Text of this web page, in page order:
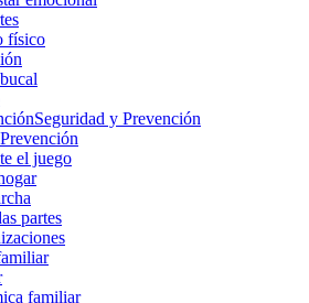
físico
Seguridad y Prevención
el juego
partes
familiar